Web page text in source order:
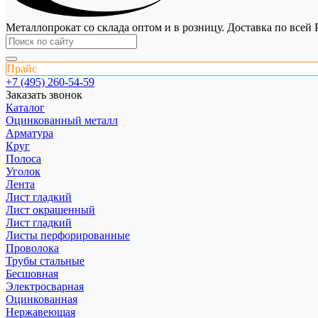
Металлопрокат со склада оптом и в розницу. Доставка по всей
Прайс
+7 (495) 260-54-59
Заказать звонок
Каталог
Оцинкованный металл
Арматура
Круг
Полоса
Уголок
Лента
Лист гладкий
Лист окрашенный
Лист гладкий
Листы перфорированные
Проволока
Трубы стальные
Бесшовная
Электросварная
Оцинкованная
Нержавеющая